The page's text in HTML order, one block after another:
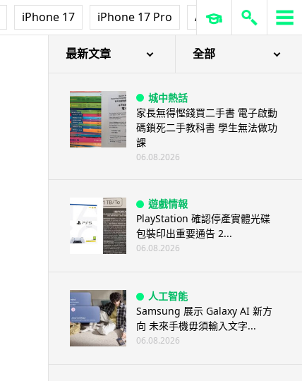
iPhone 17 iPhone 17 Pro AirPods Pro 3
最新文章 全部
城中熱話
家長無得慳錢買二手書 電子啟動
碼鎖死二手教科書 學生無法做功
課
06.08.2026
遊戲情報
PlayStation 確認停產實體光碟
包裝印出重要通告 2...
06.08.2026
人工智能
Samsung 展示 Galaxy AI 新方
向 未來手機毋須輸入文字...
06.08.2026